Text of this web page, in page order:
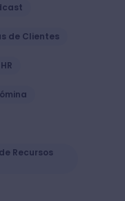
de Clientes
Recursos